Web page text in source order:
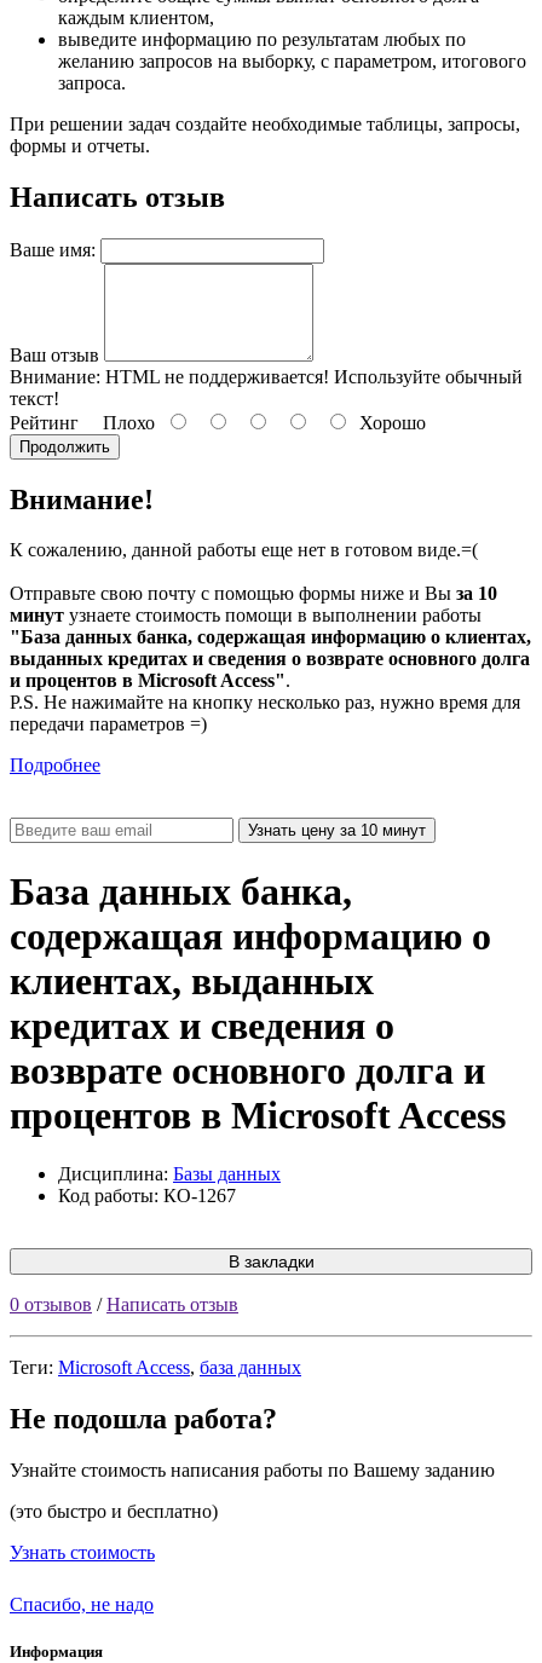
каждым клиентом,
выведите информацию по результатам любых по
желанию запросов на выборку, с параметром, итогового
запроса.
При решении задач создайте необходимые таблицы, запросы,
формы и отчеты.
Написать отзыв
Ваше имя:
Ваш отзыв
Внимание: HTML не поддерживается! Используйте обычный
текст!
Рейтинг Плохо Хорошо
Продолжить
Внимание!
К сожалению, данной работы еще нет в готовом виде.=(
Отправьте свою почту с помощью формы ниже и Вы за 10
минут узнаете стоимость помощи в выполнении работы
"База данных банка, содержащая информацию о клиентах,
выданных кредитах и сведения о возврате основного долга
и процентов в Microsoft Access".
P.S. Не нажимайте на кнопку несколько раз, нужно время для
передачи параметров =)
Подробнее
База данных банка,
содержащая информацию о
клиентах, выданных
кредитах и сведения о
возврате основного долга и
процентов в Microsoft Access
Дисциплина: Базы данных
Код работы: КО-1267
В закладки
0 отзывов /Написать отзыв
Теги: Microsoft Access, база данных
Не подошла работа?
Узнайте стоимость написания работы по Вашему заданию
(это быстро и бесплатно)
Узнать стоимость
Спасибо, не надо
Информация